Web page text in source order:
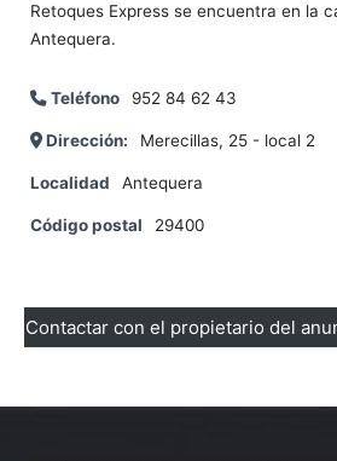
Retoques Express se encuentra en la
Antequera.
Teléfono 952 84 62 43
Dirección: Merecillas, 25 - local 2
Localidad Antequera
Código postal 29400
Contactar con el propietario del